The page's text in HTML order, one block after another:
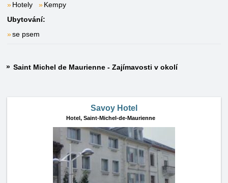
Hotely
Kempy
Ubytování:
se psem
Saint Michel de Maurienne - Zajímavosti v okolí
Savoy Hotel
Hotel, Saint-Michel-de-Maurienne